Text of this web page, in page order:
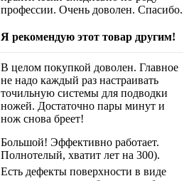
профессии. Очень доволен. Спасибо.
Я рекомендую этот товар другим!
В целом покупкой доволен. Главное
не надо каждый раз настраивать
точильную системы для подводки
ножей. Достаточно пары минут и
нож снова бреет!
Большой! Эффективно работает.
Полнотелый, хватит лет на 300).
Есть дефекты поверхности в виде